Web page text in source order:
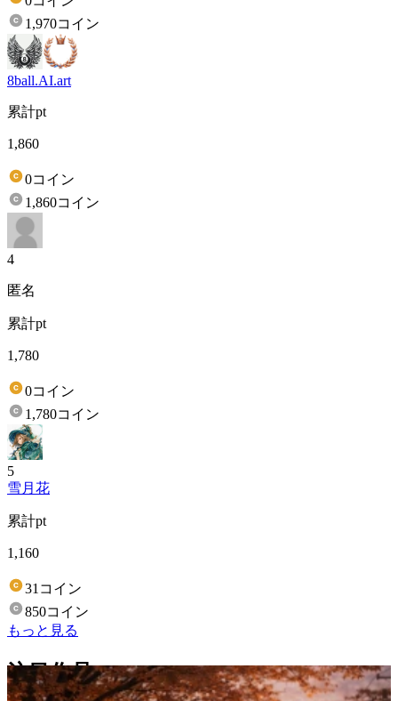
1,970コイン
8ball.AI.art
累計pt
1,860
0コイン
1,860コイン
4
匿名
累計pt
1,780
0コイン
1,780コイン
5
雪月花
累計pt
1,160
31コイン
850コイン
もっと見る
注目作品